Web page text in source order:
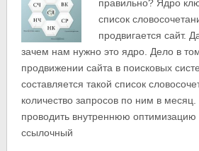
правильно? Ядро
список
продвигается сайт.
зачем нам нужно это ядро. Дело в
продвижении сайта в поисковых
составляется такой список
количество запросов по ним в месяц.
проводить внутреннюю оптимизацию
ссылочный